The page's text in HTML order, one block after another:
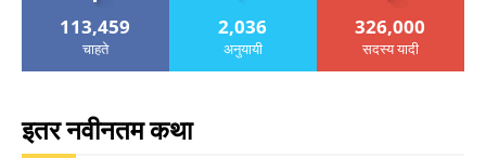
113,459
चाहते
2,036
अनुयायी
326,000
सदस्य यादी
इतर नवीनतम कथा